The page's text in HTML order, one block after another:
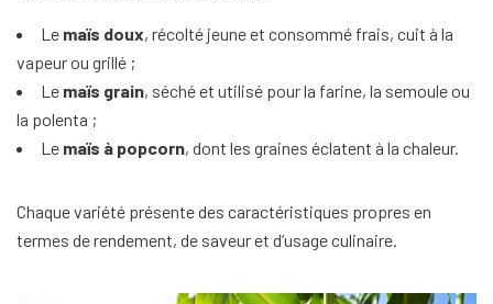
Le maïs doux, récolté jeune et consommé frais, cuit à la
vapeur ou grillé ;
Le maïs grain, séché et utilisé pour la farine, la semoule ou
la polenta ;
Le maïs à popcorn, dont les graines éclatent à la chaleur.
Chaque variété présente des caractéristiques propres en
termes de rendement, de saveur et d’usage culinaire.